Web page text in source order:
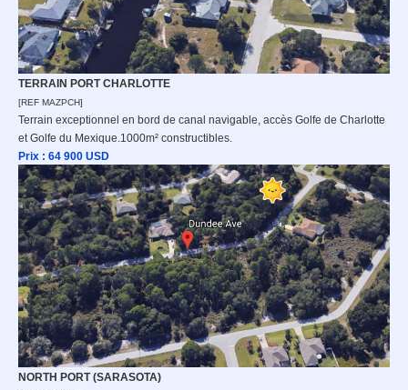
TERRAIN PORT CHARLOTTE
[REF MAZPCH]
Terrain exceptionnel en bord de canal navigable, accès Golfe de Charlotte
et Golfe du Mexique.1000m² constructibles.
Prix : 64 900 USD
NORTH PORT (SARASOTA)